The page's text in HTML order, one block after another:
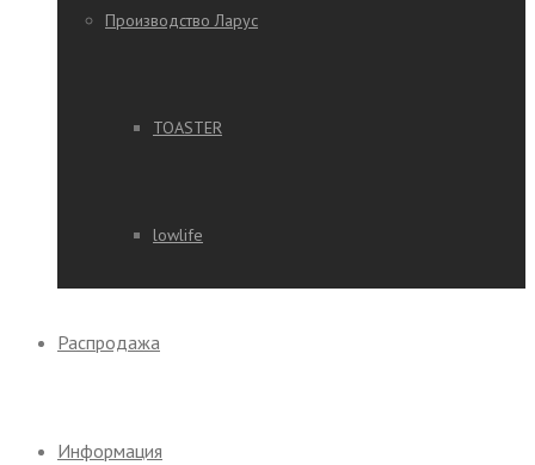
Производство Ларус
TOASTER
lowlife
Распродажа
Информация